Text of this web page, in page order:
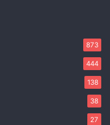
873
444
138
38
27